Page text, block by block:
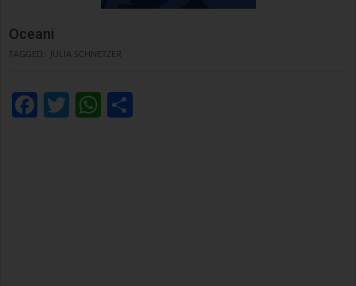
Oceani
TAGGED: JULIA SCHNETZER
Facebook
TwitterWhatsApp